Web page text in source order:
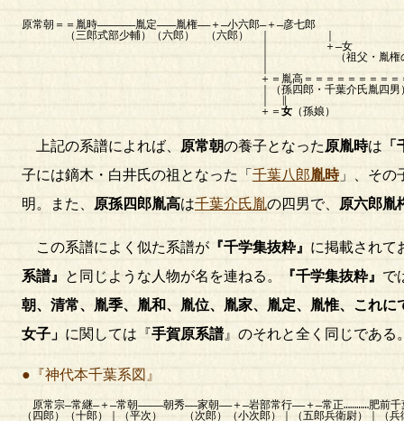
原常朝＝＝胤時――――――胤定―――胤権――＋―小六郎―＋―彦七郎
（三郎式部少輔）（六郎） （六郎） ｜ ｜
｜ ＋―女
｜ （祖父・胤権の養
＋＝胤高＝＝＝＝＝＝＝＝＝＝
｜（孫四郎・千葉介氏胤四男）（式部少輔
＋＝ 女 （孫娘）
上記の系譜によれば、 原常朝の養子となった 原胤時は
子には鏑木・白井氏の祖となった「 千葉八郎胤時」、その
明。また、
原孫四郎胤高は千葉介氏胤の四男で、 原六郎胤
この系譜によく似た系譜が 『千学集抜粋』 に掲載されて
系譜』
と同じような人物が名を連ねる。 『千学集抜粋』 で
朝、清常、胤季、胤和、胤位、胤家、胤定、胤惟、これ
女子」 に関しては『手賀原系譜』のそれと全く同じである
●『神代本千葉系図』
原常宗―常継―＋―常朝――――朝秀――家朝――＋―岩部常行――＋―常正…………肥前千
（四郎）（十郎）｜（平次） （次郎）（小次郎）｜（五郎兵衛尉）｜（兵